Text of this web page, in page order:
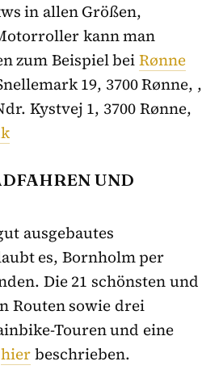
in allen Größen,
kann man
zum Beispiel beiRønne
19, 3700 Rønne, ,
Kystvej 1, 3700 Rønne,
UND
ausgebautes
es, Bornholm per
Die 21 schönsten und
Routen sowie drei
Touren und eine
hierbeschrieben.